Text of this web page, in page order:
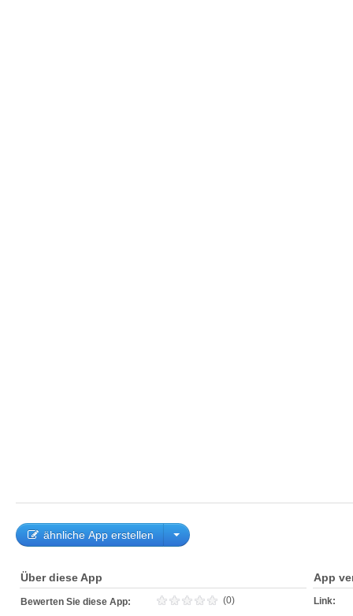
ähnliche App erstellen
Über diese App
Bewerten Sie diese App: (0)
App
Link: